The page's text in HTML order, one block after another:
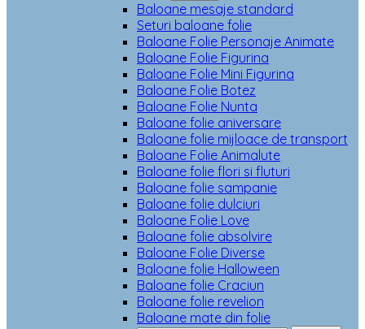
Baloane mesaje standard
Seturi baloane folie
Baloane Folie Personaje Animate
Baloane Folie Figurina
Baloane Folie Mini Figurina
Baloane Folie Botez
Baloane Folie Nunta
Baloane folie aniversare
Baloane folie mijloace de transport
Baloane Folie Animalute
Baloane folie flori si fluturi
Baloane folie sampanie
Baloane folie dulciuri
Baloane Folie Love
Baloane folie absolvire
Baloane Folie Diverse
Baloane folie Halloween
Baloane folie Craciun
Baloane folie revelion
Baloane mate din folie